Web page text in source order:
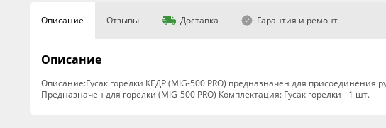
Описание Отзывы Доставка Гарантия и ремонт
Описание
Описание:Гусак горелки КЕДР (MIG-500 PRO) предназначен для присоединения
Предназначен для горелки (MIG-500 PRO) Комплектация: Гусак горелки - 1 шт.